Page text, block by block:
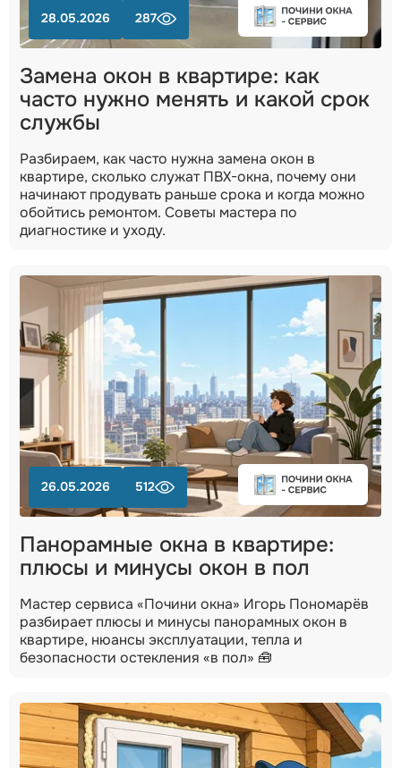
28.05.2026 287
Замена окон в квартире: как
часто нужно менять и какой срок
службы
Разбираем, как часто нужна замена окон в
квартире, сколько служат ПВХ-окна, почему они
начинают продувать раньше срока и когда можно
обойтись ремонтом. Советы мастера по
диагностике и уходу.
26.05.2026 512
Панорамные окна в квартире:
плюсы и минусы окон в пол
Мастер сервиса «Почини окна» Игорь Пономарёв
разбирает плюсы и минусы панорамных окон в
квартире, нюансы эксплуатации, тепла и
безопасности остекления «в пол» 🧰